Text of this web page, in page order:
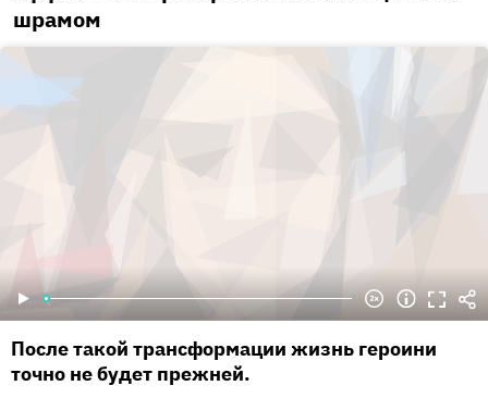
шрамом
После такой трансформации жизнь героини
точно не будет прежней.